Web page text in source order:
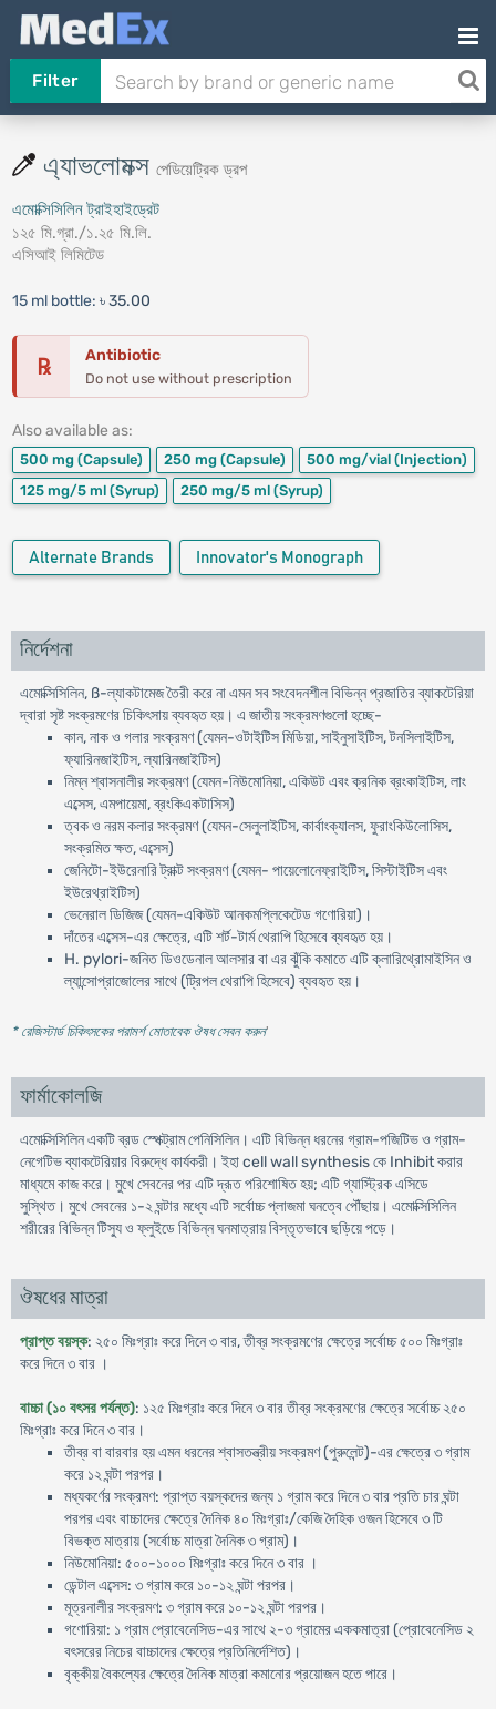
Filter
এ্যাভলোমক্স পেডিয়েট্রিক ড্রপ
এমোক্সিসিলিন ট্রাইহাইড্রেট
১২৫ মি.গ্রা./১.২৫ মি.লি.
এসিআই লিমিটেড
15 ml bottle: ৳ 35.00
℞ Antibiotic
Do not use without prescription
Also available as:
500 mg (Capsule) 250 mg (Capsule) 500 mg/vial (Injection)
125 mg/5 ml (Syrup) 250 mg/5 ml (Syrup)
Alternate Brands Innovator's Monograph
নির্দেশনা
এমোক্সিসিলিন, ß-ল্যাকটামেজ তৈরী করে না এমন সব সংবেদনশীল বিভিন্ন প্রজাতির ব্যাকটেরিয়া
দ্বারা সৃষ্ট সংক্রমণের চিকিৎসায় ব্যবহৃত হয়। এ জাতীয় সংক্রমণগুলো হচ্ছে-
কান, নাক ও গলার সংক্রমণ (যেমন-ওটাইটিস মিডিয়া, সাইনুসাইটিস, টনসিলাইটিস,
ফ্যারিনজাইটিস, ল্যারিনজাইটিস)
নিম্ন শ্বাসনালীর সংক্রমণ (যেমন-নিউমোনিয়া, একিউট এবং ক্রনিক ব্রংকাইটিস, লাং
এব্সেস, এমপায়েমা, ব্রংকিএকটাসিস)
ত্বক ও নরম কলার সংক্রমণ (যেমন-সেলুলাইটিস, কার্বাংক্যালস, ফুরাংকিউলোসিস,
সংক্রমিত ক্ষত, এব্সেস)
জেনিটো-ইউরেনারি ট্রাক্ট সংক্রমণ (যেমন- পায়েলোনেফ্রাইটিস, সিস্টাইটিস এবং
ইউরেথ্রাইটিস)
ভেনেরাল ডিজিজ (যেমন-একিউট আনকমপ্লিকেটেড গণোরিয়া)।
দাঁতের এব্সেস-এর ক্ষেত্রে, এটি শর্ট-টার্ম থেরাপি হিসেবে ব্যবহৃত হয়।
H. pylori-জনিত ডিওডেনাল আলসার বা এর ঝুঁকি কমাতে এটি ক্লারিথ্রোমাইসিন ও
ল্যান্সোপ্রাজোলের সাথে (ট্রিপল থেরাপি হিসেবে) ব্যবহৃত হয়।
* রেজিস্টার্ড চিকিৎসকের পরামর্শ মোতাবেক ঔষধ সেবন করুন'
ফার্মাকোলজি
এমোক্সিসিলিন একটি ব্রড স্পেক্ট্রাম পেনিসিলিন। এটি বিভিন্ন ধরনের গ্রাম-পজিটিভ ও গ্রাম-
নেগেটিভ ব্যাকটেরিয়ার বিরুদ্ধে কার্যকরী। ইহা cell wall synthesis কে Inhibit করার
মাধ্যমে কাজ করে। মুখে সেবনের পর এটি দ্রূত পরিশোষিত হয়; এটি গ্যাস্ট্রিক এসিডে
সুস্থিত। মুখে সেবনের ১-২ ঘন্টার মধ্যে এটি সর্বোচ্চ প্লাজমা ঘনত্বে পৌঁছায়। এমোক্সিসিলিন
শরীরের বিভিন্ন টিস্যু ও ফ্লুইডে বিভিন্ন ঘনমাত্রায় বিস্তৃতভাবে ছড়িয়ে পড়ে।
ঔষধের মাত্রা
প্রাপ্ত বয়স্ক: ২৫০ মিঃগ্রাঃ করে দিনে ৩ বার, তীব্র সংক্রমণের ক্ষেত্রে সর্বোচ্চ ৫০০ মিঃগ্রাঃ
করে দিনে ৩ বার ।
বাচ্চা (১০ বৎসর পর্যন্ত): ১২৫ মিঃগ্রাঃ করে দিনে ৩ বার তীব্র সংক্রমণের ক্ষেত্রে সর্বোচ্চ ২৫০
মিঃগ্রাঃ করে দিনে ৩ বার।
তীব্র বা বারবার হয় এমন ধরনের শ্বাসতন্ত্রীয় সংক্রমণ (পুরুলেন্ট)-এর ক্ষেত্রে ৩ গ্রাম
করে ১২ ঘন্টা পরপর।
মধ্যকর্ণের সংক্রমণ: প্রাপ্ত বয়স্কদের জন্য ১ গ্রাম করে দিনে ৩ বার প্রতি চার ঘন্টা
পরপর এবং বাচ্চাদের ক্ষেত্রে দৈনিক ৪০ মিঃগ্রাঃ/কেজি দৈহিক ওজন হিসেবে ৩ টি
বিভক্ত মাত্রায় (সর্বোচ্চ মাত্রা দৈনিক ৩ গ্রাম)।
নিউমোনিয়া: ৫০০-১০০০ মিঃগ্রাঃ করে দিনে ৩ বার ।
ডেন্টাল এব্সেস: ৩ গ্রাম করে ১০-১২ ঘন্টা পরপর।
মূত্রনালীর সংক্রমণ: ৩ গ্রাম করে ১০-১২ ঘন্টা পরপর।
গণোরিয়া: ১ গ্রাম প্রোবেনেসিড-এর সাথে ২-৩ গ্রামের এককমাত্রা (প্রোবেনেসিড ২
বৎসরের নিচের বাচ্চাদের ক্ষেত্রে প্রতিনির্দেশিত)।
বৃক্কীয় বৈকল্যের ক্ষেত্রে দৈনিক মাত্রা কমানোর প্রয়োজন হতে পারে।